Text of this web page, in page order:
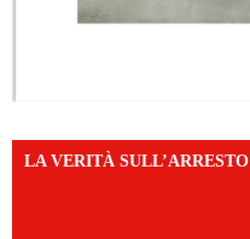
LA VERITÀ